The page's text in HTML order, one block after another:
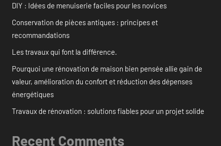
DIY : Idées de menuiserie faciles pour les novices
Conservation de pièces antiques : principes et
recommandations
Les travaux qui font la différence.
Pourquoi une rénovation de maison bien pensée allie gain de
valeur, amélioration du confort et réduction des dépenses
énergétiques
Travaux de rénovation : solutions fiables pour un projet solide
Recent Comments